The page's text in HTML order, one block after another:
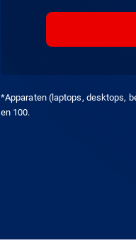
*Apparaten (laptops, desktops,
en 100.